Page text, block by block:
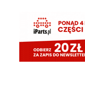
timon 06.08.2026
Kredence info o
tak moglismy
wiedzac juz, ze nie
sierpień, wydalismy
kolejny transfer od